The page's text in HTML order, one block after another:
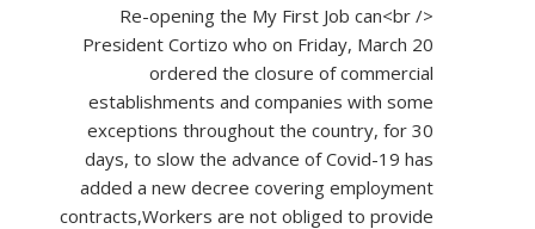
Re-opening the My First Job can<br />
President Cortizo who on Friday, March 20
ordered the closure of commercial
establishments and companies with some
exceptions throughout the country, for 30
days, to slow the advance of Covid-19 has
added a new decree covering employment
contracts,Workers are not obliged to provide